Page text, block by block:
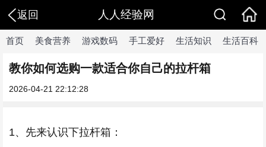
返回 人人经验网
首页 美食营养 游戏数码 手工爱好 生活知识 生活百科
教你如何选购一款适合你自己的拉杆箱
2026-04-21 22:12:28
1、先来认识下拉杆箱：